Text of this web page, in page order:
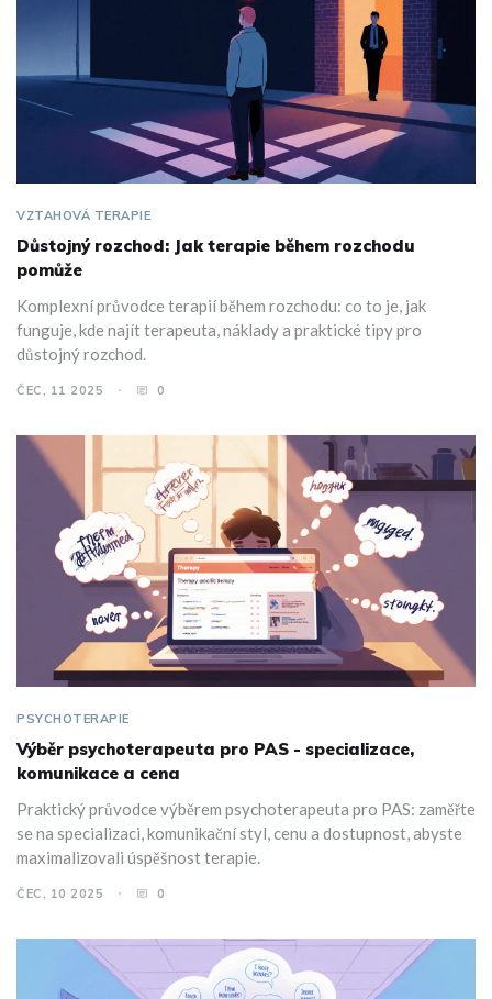
VZTAHOVÁ TERAPIE
Důstojný rozchod: Jak terapie během rozchodu
pomůže
Komplexní průvodce terapií během rozchodu: co to je, jak
funguje, kde najít terapeuta, náklady a praktické tipy pro
důstojný rozchod.
ČEC, 11 2025 0
PSYCHOTERAPIE
Výběr psychoterapeuta pro PAS - specializace,
komunikace a cena
Praktický průvodce výběrem psychoterapeuta pro PAS: zaměřte
se na specializaci, komunikační styl, cenu a dostupnost, abyste
maximalizovali úspěšnost terapie.
ČEC, 10 2025 0